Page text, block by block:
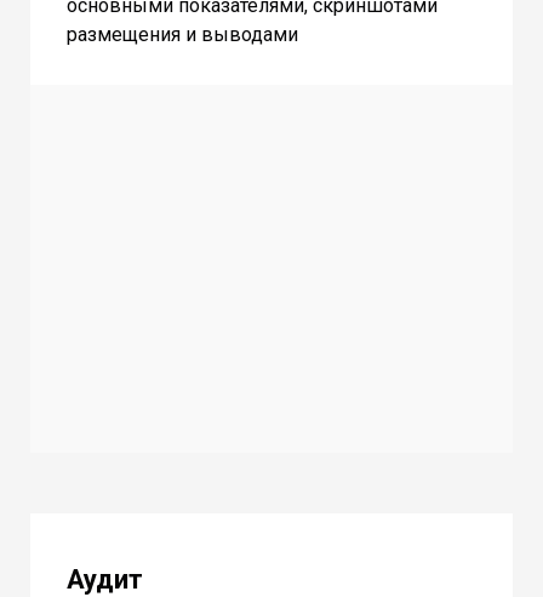
основными показателями, скриншотами
размещения и выводами
Аудит